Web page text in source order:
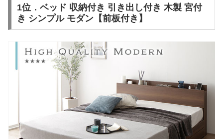
1位．ベッド 収納付き 引き出し付き 木製 宮付
き シンプル モダン【前板付き】